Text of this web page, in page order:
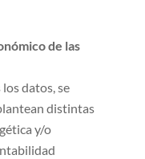
de las
datos, se
distintas
y/o